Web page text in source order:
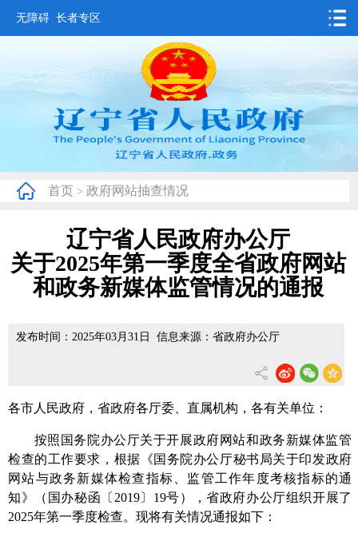
无障碍 长者专区
要闻动态
政务公开
互动交流
数据发布
省情概况
首页 > 政府网站抽查情况
辽宁省人民政府办公厅
关于2025年第一季度全省政府网站
和政务新媒体监管情况的通报
发布时间：2025年03月31日 信息来源：省政府办公厅
各市人民政府，省政府各厅委、直属机构，各有关单位：
按照国务院办公厅关于开展政府网站和政务新媒体监管
检查的工作要求，根据 《国务院办公厅秘书局关于印发政府
网站与政务新媒体检查指标、监管工作年度考核指标的通
知》（国办秘函〔2019〕19号），省政府办公厅组织开展了
2025年第一季度检查。现将有关情况通报如下：